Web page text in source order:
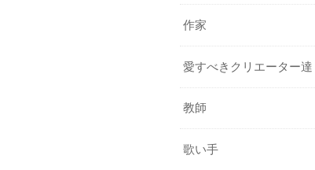
作家
愛すべきクリエーター達
教師
歌い手